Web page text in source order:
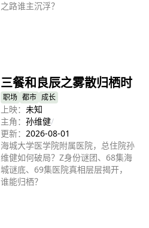
之路谁主沉浮？
三餐和良辰之雾散归栖时
职场 都市 成长
上映： 未知
主角： 孙维健/
更新： 2026-08-01
海城大学医学院附属医院，总住院孙
维健如何破局？Z身份谜团、68集海
城谜底、69集医院真相层层揭开，
谁能归栖？